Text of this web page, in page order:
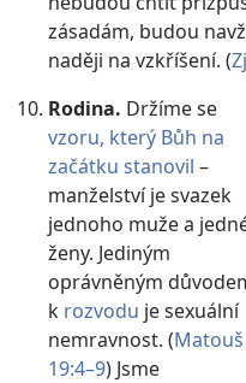
zásadám, budou
naději na vzkříšení. (
Rodina. Držíme se
vzoru, který Bůh na
začátku stanovil –
manželství je svazek
jednoho muže a
ženy. Jediným
oprávněným
k rozvodu je sexuální
nemravnost. (Matouš
19:4–9) Jsme